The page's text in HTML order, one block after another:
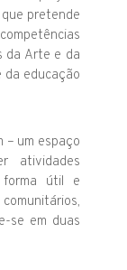
pretende
da Arte e da
da educação
– um espaço
atividades
útil e
se em duas